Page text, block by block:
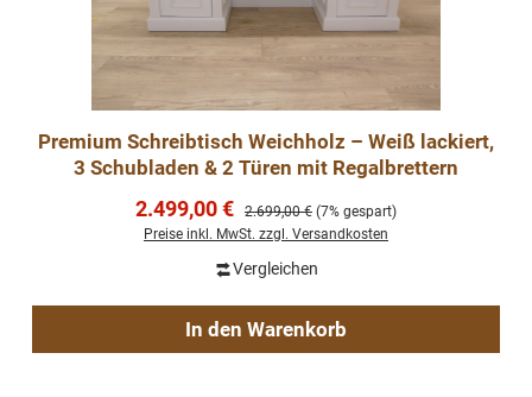
Premium Schreibtisch Weichholz – Weiß lackiert,
3 Schubladen & 2 Türen mit Regalbrettern
Verkaufspreis:
2.499,00 € Regulärer Preis:
2.699,00 € (7% gespart)
Preise inkl. MwSt. zzgl. Versandkosten
Vergleichen
In den Warenkorb